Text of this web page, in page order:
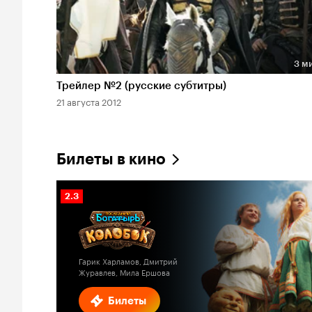
Длительность 3 мин
3
Трейлер №2 (русские субтитры)
21 августа 2012
Билеты в кино
Билеты
Рейтинг
Кинопоиска
2.3
Гарик Харламов, Дмитрий
Журавлев, Мила Ершова